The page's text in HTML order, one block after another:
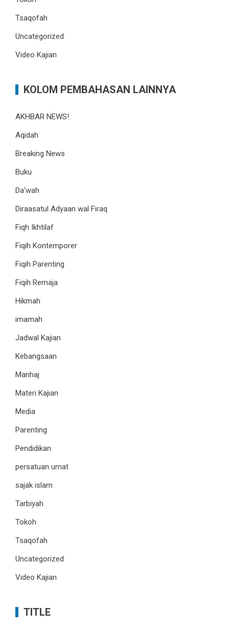
Tsaqofah
Uncategorized
Video Kajian
KOLOM PEMBAHASAN LAINNYA
AKHBAR NEWS!
Aqidah
Breaking News
Buku
Da'wah
Diraasatul Adyaan wal Firaq
Fiqh Ikhtilaf
Fiqih Kontemporer
Fiqih Parenting
Fiqih Remaja
Hikmah
imamah
Jadwal Kajian
Kebangsaan
Manhaj
Materi Kajian
Media
Parenting
Pendidikan
persatuan umat
sajak islam
Tarbiyah
Tokoh
Tsaqofah
Uncategorized
Video Kajian
TITLE